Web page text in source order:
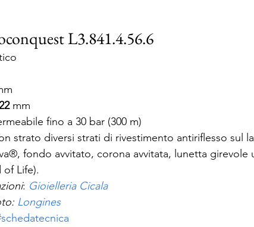
L3.841.4.56.6
mm
fino a 30 bar (300 m)
strato diversi strati di rivestimento antiriflesso sul
fondo avvitato, corona avvitata, lunetta girevole
of Life).
: Gioielleria Cicala
Longines